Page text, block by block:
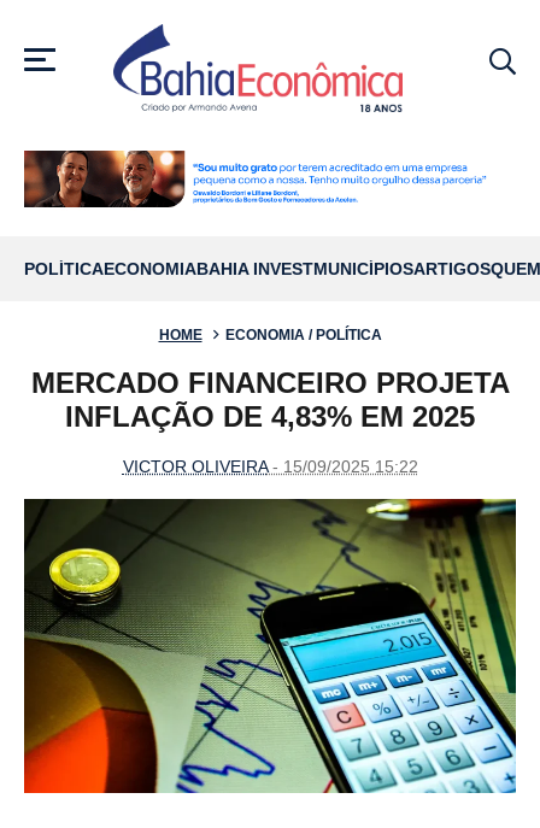
MENU
POLÍTICAECONOMIABAHIA INVESTMUNICÍPIOSARTIGOS
HOME ECONOMIA / POLÍTICA
MERCADO FINANCEIRO PROJETA
INFLAÇÃO DE 4,83% EM 2025
VICTOR OLIVEIRA- 15/09/2025 15:22